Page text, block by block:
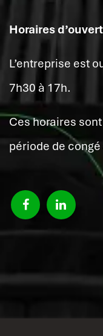
Horaires
L’entreprise est
7h30 à 17h.
Ces horaires
période de